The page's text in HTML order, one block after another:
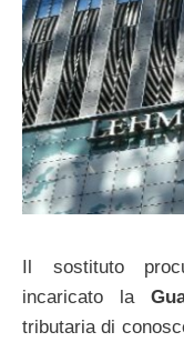
Il sostituto
incaricato la
tributaria di